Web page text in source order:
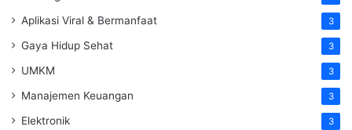
Aplikasi Viral & Bermanfaat 3
Gaya Hidup Sehat 3
UMKM 3
Manajemen Keuangan 3
Elektronik 3